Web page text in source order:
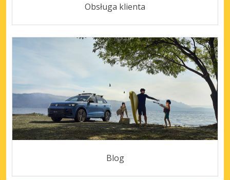
Obsługa klienta
Blog